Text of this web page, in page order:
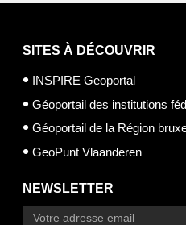
SITES À DÉCOUVRIR
INSPIRE Geoportal
Géoportail des institutions
Géoportail de la Région
GeoPunt Vlaanderen
NEWSLETTER